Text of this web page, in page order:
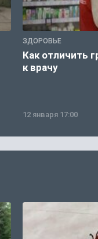
ЗДОРОВЬЕ
Как отличить
к врачу
12 января 17:00